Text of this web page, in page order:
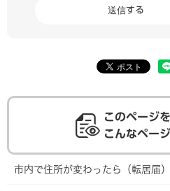
このページ
こんなペー
市内で住所が変わったら（転居届